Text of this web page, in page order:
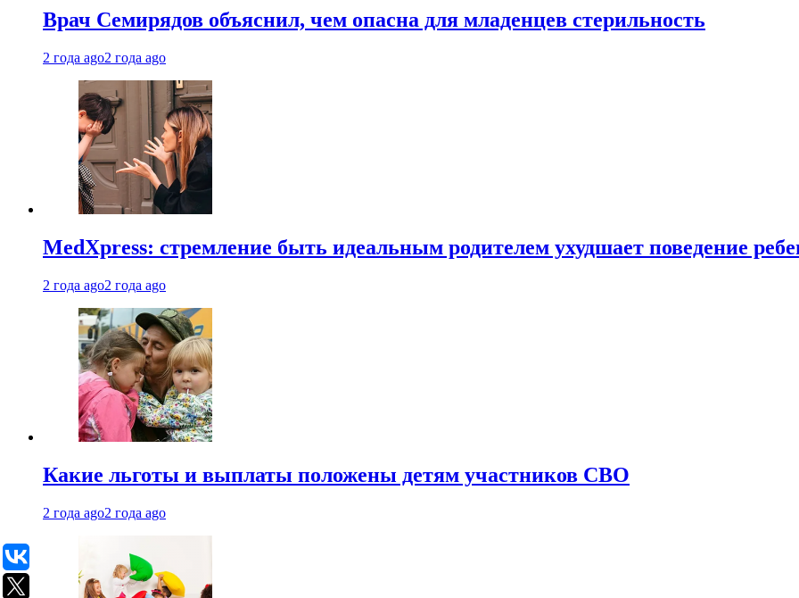
Врач Семирядов объяснил, чем опасна для младенцев стерильность
2 года ago2 года ago
MedXpress: стремление быть идеальным родителем ухудшает поведение
2 года ago2 года ago
Какие льготы и выплаты положены детям участников СВО
2 года ago2 года ago